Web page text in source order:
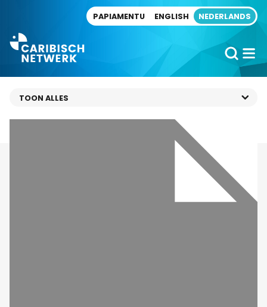
PAPIAMENTU ENGLISH NEDERLANDS